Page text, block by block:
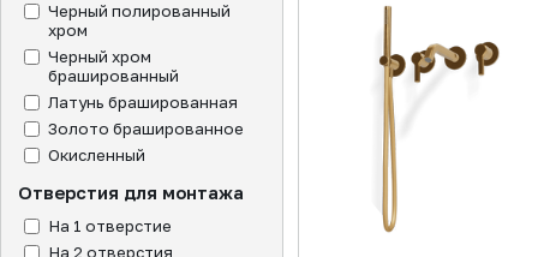
Черный полированный
хром
Черный хром
брашированный
Латунь брашированная
Золото брашированное
Окисленный
Отверстия для монтажа
На 1 отверстие
На 2 отверстия